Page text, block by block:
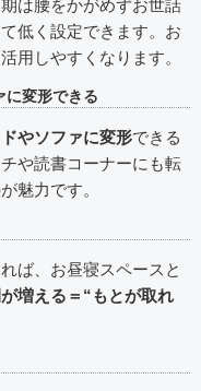
は腰をかがめずお世話
低く設定できます。お
用しやすくなります。
に変形できる
やソファに変形できる
や読書コーナーにも転
魅力です。
ば、お昼寝スペースと
増える＝“もとが取れ